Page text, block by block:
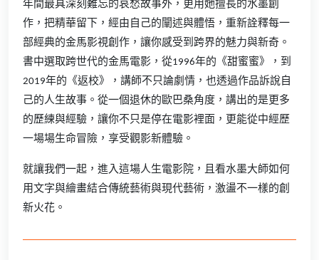
年間最具深刻難忘的哀愁故事外，更用她擅長的水墨創
作，把精華留下，經由自己的闡述與體悟，重新詮釋每一
部經典的金馬影視創作，讓你感受到跨界的魅力與新奇。
書中選取跨世代的金馬電影，從1996年的《甜蜜蜜》，到
2019年的《返校》，講師不只論劇情，也透過作品訴說自
己的人生故事。從一個退休的歐巴桑角度，講出的是更多
的歷練與經驗，讓你不只是停在電影裡面，更能從中經歷
一場場生命冒險，享受觀影新體驗。
就讓我們一起，進入這場人生電影院，且看水墨大師如何
用文字與繪畫結合傳統藝術與現代藝術，激盪不一樣的創
新火花。